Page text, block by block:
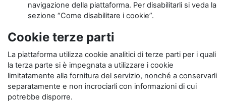
navigazione della piattaforma. Per disabilitarli si veda la
sezione “Come disabilitare i cookie”.
Cookie terze parti
La piattaforma utilizza cookie analitici di terze parti per i quali
la terza parte si è impegnata a utilizzare i cookie
limitatamente alla fornitura del servizio, nonché a conservarli
separatamente e non incrociarli con informazioni di cui
potrebbe disporre.